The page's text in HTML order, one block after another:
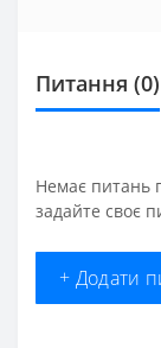
Питання (0)
Немає питань
задайте своє
+ Додати